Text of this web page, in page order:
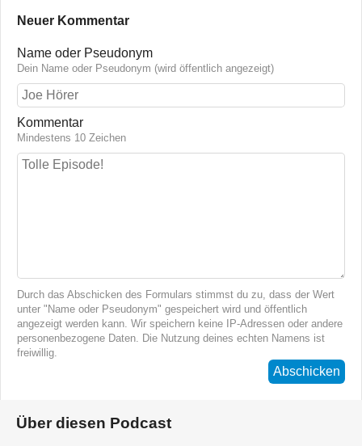
Neuer Kommentar
Name oder Pseudonym
Dein Name oder Pseudonym (wird öffentlich angezeigt)
Kommentar
Mindestens 10 Zeichen
Durch das Abschicken des Formulars stimmst du zu, dass der Wert
unter "Name oder Pseudonym" gespeichert wird und öffentlich
angezeigt werden kann. Wir speichern keine IP-Adressen oder andere
personenbezogene Daten. Die Nutzung deines echten Namens ist
freiwillig.
Abschicken
Über diesen Podcast